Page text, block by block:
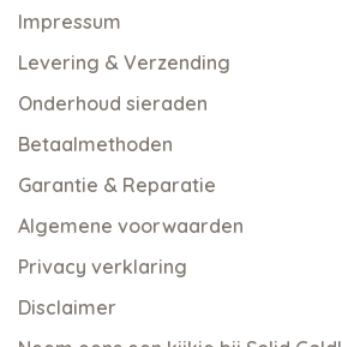
Impressum
Levering & Verzending
Onderhoud sieraden
Betaalmethoden
Garantie & Reparatie
Algemene voorwaarden
Privacy verklaring
Disclaimer